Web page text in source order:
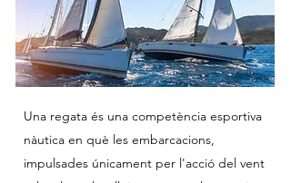
Una regata és una competència esportiva
nàutica en què les embarcacions,
impulsades únicament per l'acció del vent